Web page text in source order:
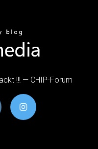
!!! — CHIP-Forum